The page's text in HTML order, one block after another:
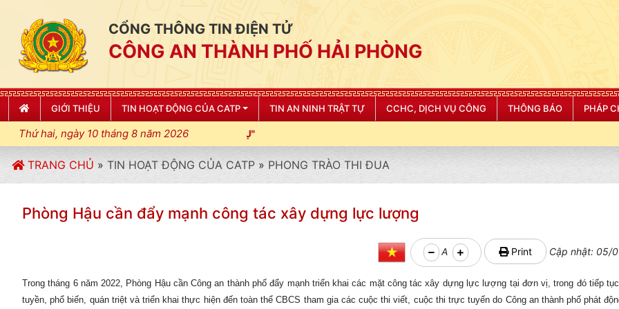
CỔNG THÔNG TIN ĐIỆN TỬ
CÔNG AN THÀNH PHỐ HẢI PHÒNG
GIỚI THIỆU TIN HOẠT ĐỘNG CỦA CATP TIN AN NINH TRẬT TỰ CCHC, DỊCH VỤ CÔNG THÔNG BÁO PHÁP
Thứ hai, ngày 10 tháng 8 năm 2026
TRANG CHỦ » TIN HOẠT ĐỘNG CỦA CATP » PHONG TRÀO THI ĐUA
Phòng Hậu cần đẩy mạnh công tác xây dựng lực lượng
A Print Cập nhật: 05/
Trong tháng 6 năm 2022, Phòng Hậu cần Công an thành phố đẩy mạnh triển khai các mặt công tác xây dựng lực lượng tại đơn vị, trong đó tiếp
tuyền, phổ biến, quán triệt và triển khai thực hiện đến toàn thể CBCS tham gia các cuộc thi viết, cuộc thi trực tuyến do Công an thành phố phát